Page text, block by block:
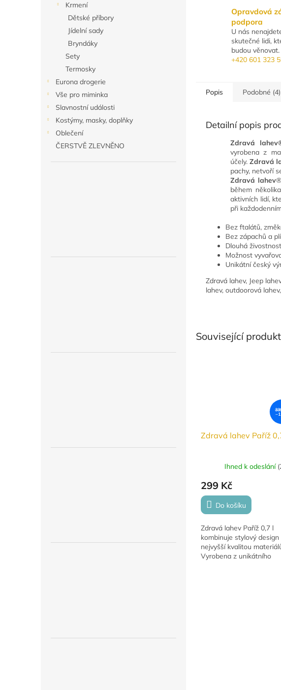
Krmení
Dětské příbory
Jídelní sady
Bryndáky
Sety
Termosky
Eurona drogerie
Vše pro miminka
Slavnostní události
Kostýmy, masky, doplňky
Oblečení
ČERSTVĚ ZLEVNĚNO
Opravdová
podpora
U nás
skutečné lidi,
budou věnovat.
+420 601 323
Související
Zdravá lahev Paříž
Ihned k odeslání (
299 Kč
Do košíku
Zdravá lahev Paříž 0,7 l
kombinuje stylový design
nejvyšší kvalitou
Vyrobena z unikátního
Popis Podobné (4)
Detailní popis
Zdravá
vyrobena z
účely.Zdravá
pachy, netvoří
Zdravá lahev
během
aktivních lidí,
při
Bez ftalátů,
Bez zápachů a
Dlouhá
Možnost
Unikátní český
Zdravá lahev, Jeep
lahev, outdoorová